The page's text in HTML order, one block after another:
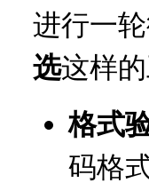
进行一
选这样
格式
码格